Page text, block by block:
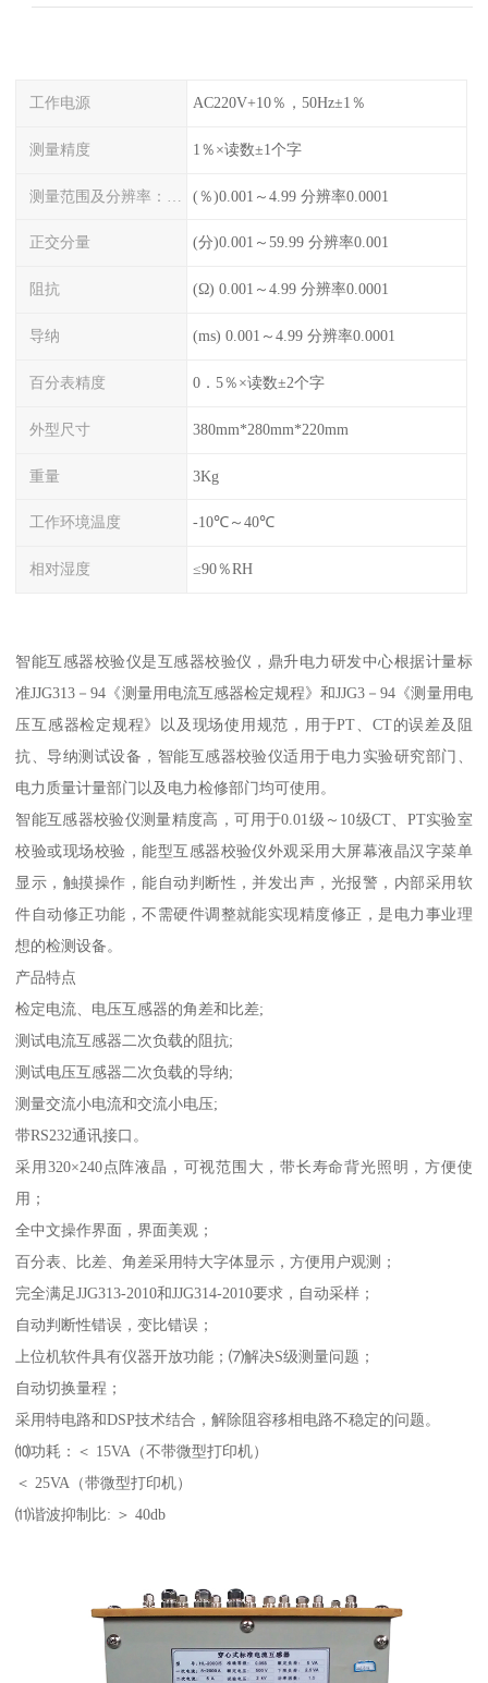
工作电源 AC220V+10％，50Hz±1％
测量精度 1％×读数±1个字
(％)0.001～4.99 分辨率0.0001
正交分量 (分)0.001～59.99 分辨率0.001
阻抗 (Ω) 0.001～4.99 分辨率0.0001
导纳 (ms) 0.001～4.99 分辨率0.0001
百分表精度 0．5％×读数±2个字
外型尺寸 380mm*280mm*220mm
重量 3Kg
工作环境温度 -10℃～40℃
相对湿度 ≤90％RH
智能互感器校验仪是互感器校验仪，鼎升电力研发中心根据计量标
准JJG313－94《测量用电流互感器检定规程》和JJG3－94《测量用电
压互感器检定规程》以及现场使用规范，用于PT、CT的误差及阻
抗、导纳测试设备，智能互感器校验仪适用于电力实验研究部门、
电力质量计量部门以及电力检修部门均可使用。
智能互感器校验仪测量精度高，可用于0.01级～10级CT、PT实验室
校验或现场校验，能型互感器校验仪外观采用大屏幕液晶汉字菜单
显示，触摸操作，能自动判断性，并发出声，光报警，内部采用软
件自动修正功能，不需硬件调整就能实现精度修正，是电力事业理
想的检测设备。
产品特点
检定电流、电压互感器的角差和比差;
测试电流互感器二次负载的阻抗;
测试电压互感器二次负载的导纳;
测量交流小电流和交流小电压;
带RS232通讯接口。
采用320×240点阵液晶，可视范围大，带长寿命背光照明，方便使
用；
全中文操作界面，界面美观；
百分表、比差、角差采用特大字体显示，方便用户观测；
完全满足JJG313-2010和JJG314-2010要求，自动采样；
自动判断性错误，变比错误；
上位机软件具有仪器开放功能；⑺解决S级测量问题；
自动切换量程；
采用特电路和DSP技术结合，解除阻容移相电路不稳定的问题。
⑽功耗：＜ 15VA（不带微型打印机）
＜ 25VA（带微型打印机）
⑾谐波抑制比: ＞ 40db